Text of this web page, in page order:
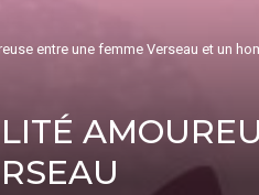
entre une femme Verseau et un